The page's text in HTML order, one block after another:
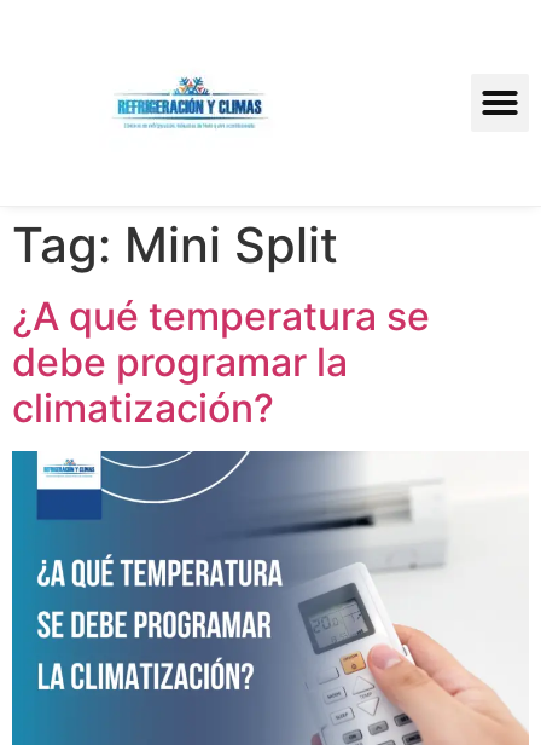
Tag: Mini Split
¿A qué temperatura se
debe programar la
climatización?